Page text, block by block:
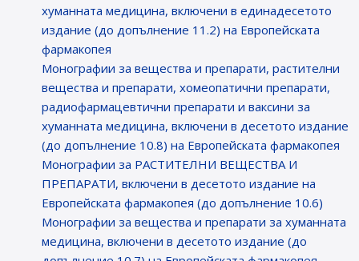
хуманната медицина, включени в единадесетото
издание (до допълнение 11.2) на Европейската
фармакопея
Монографии за вещества и препарати, растителни
вещества и препарати, хомеопатични препарати,
радиофармацевтични препарати и ваксини за
хуманната медицина, включени в десетото издание
(до допълнение 10.8) на Европейската фармакопея
Монографии за РАСТИТЕЛНИ ВЕЩЕСТВА И
ПРЕПАРАТИ, включени в десетото издание на
Европейската фармакопея (до допълнение 10.6)
Монографии за вещества и препарати за хуманната
медицина, включени в десетото издание (до